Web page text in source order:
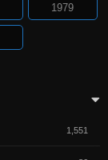
1979
1,551